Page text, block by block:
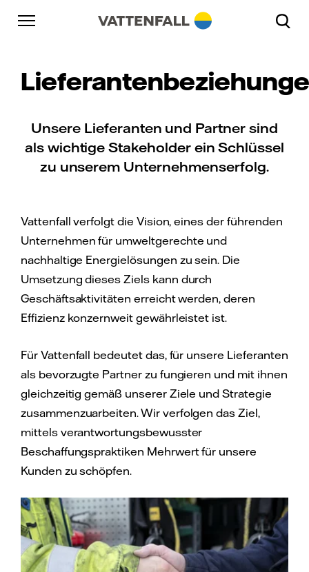
Überspringen
Zurück zur Hauptnavigation
Gehe zur Fußzeile
Unsere Lieferanten und Partner sind
als wichtige Stakeholder ein Schlüssel
zu unserem Unternehmenserfolg.
Vattenfall verfolgt die Vision, eines der führenden
Unternehmen für umweltgerechte und
nachhaltige Energielösungen zu sein. Die
Umsetzung dieses Ziels kann durch
Geschäftsaktivitäten erreicht werden, deren
Effizienz konzernweit gewährleistet ist.
Für Vattenfall bedeutet das, für unsere Lieferanten
als bevorzugte Partner zu fungieren und mit ihnen
gleichzeitig gemäß unserer Ziele und Strategie
zusammenzuarbeiten. Wir verfolgen das Ziel,
mittels verantwortungsbewusster
Beschaffungspraktiken Mehrwert für unsere
Kunden zu schöpfen.
Zurück zur Hauptnavigation